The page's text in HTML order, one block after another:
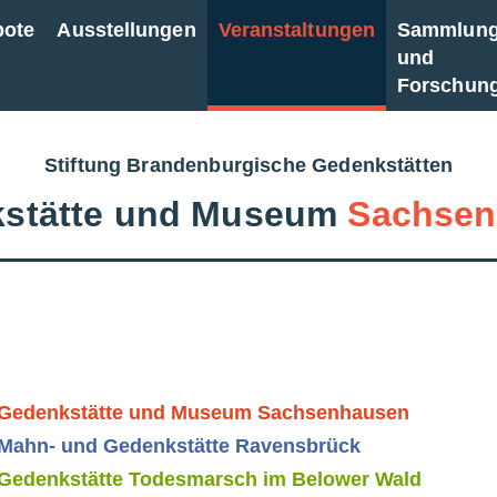
Ausstellungen Veranstaltungen
und
Stiftung Brandenburgische Gedenkstätten
und Museum
und Museum Sachsenhausen
und Gedenkstätte Ravensbrück
Todesmarsch im Belower Wald